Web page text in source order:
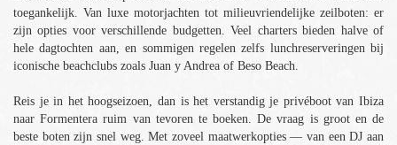
toegankelijk. Van luxe motorjachten tot milieuvriendelijke zeilboten: er
zijn opties voor verschillende budgetten. Veel charters bieden halve of
hele dagtochten aan, en sommigen regelen zelfs lunchreserveringen bij
iconische beachclubs zoals Juan y Andrea of Beso Beach.
Reis je in het hoogseizoen, dan is het verstandig je privéboot van Ibiza
naar Formentera ruim van tevoren te boeken. De vraag is groot en de
beste boten zijn snel weg. Met zoveel maatwerkopties — van een DJ aan